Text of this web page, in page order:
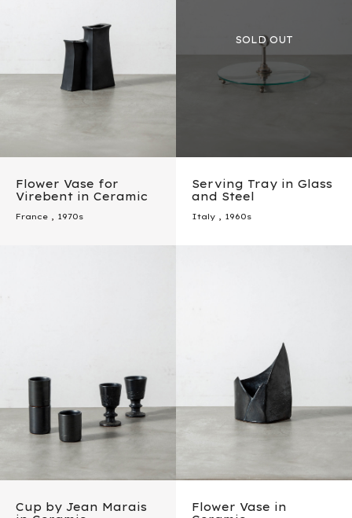
Flower Vase for
Virebent in Ceramic
France , 1970s
Serving Tray in Glass
and Steel
Italy , 1960s
Cup by Jean Marais
Flower Vase in